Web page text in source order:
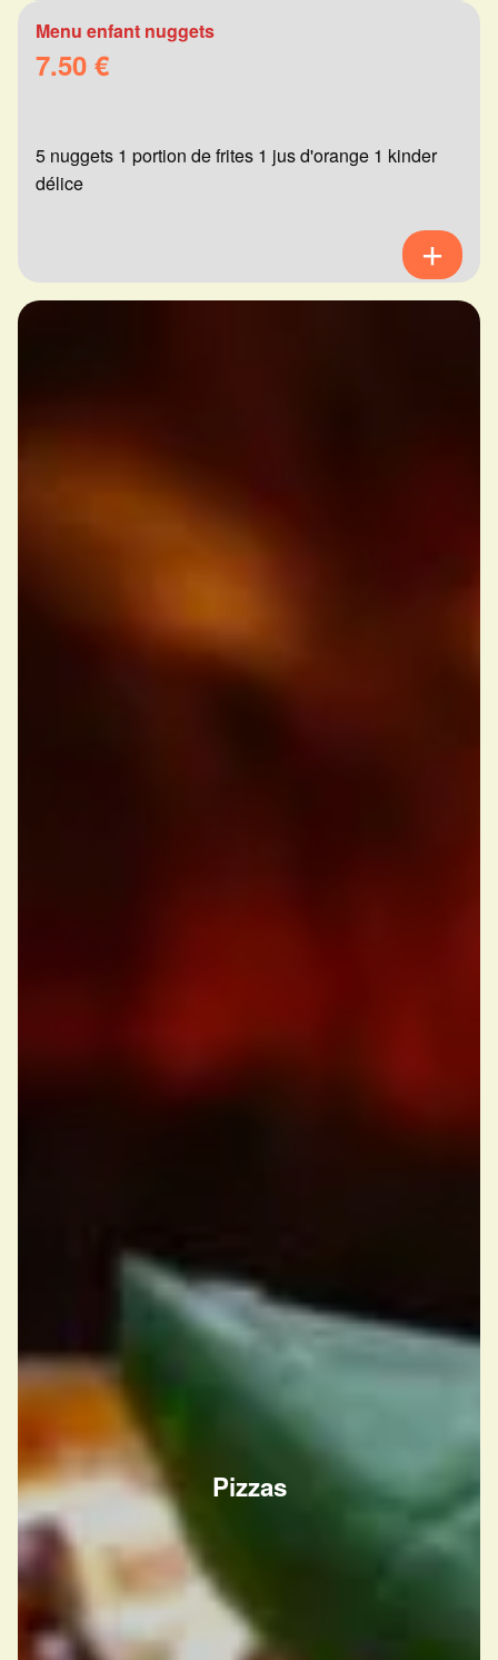
Menu enfant nuggets
7.50 €
5 nuggets 1 portion de frites 1 jus d'orange 1 kinder
délice
Pizzas